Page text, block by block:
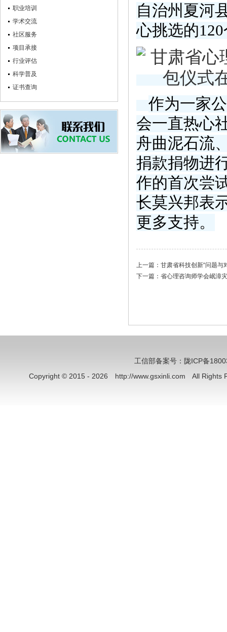
职业培训
学术交流
社区服务
项目承接
行业评估
科学普及
证书查询
自治州夏河
心挑选的120
作为一家
会一直热心
舟曲泥石流
捐款捐物进
作的首次尝
长莫兴邦表
更多支持。
上一篇： 甘肃省科技创新“问题与
下一篇： 省心理咨询师学会岷漳
工信部备案号：陇ICP备
Copyright © 2015 - 2026 http://www.gsxinli.com All Rights